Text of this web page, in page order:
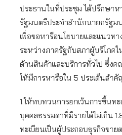
ประธานในที่ประชุม ได้ปรึกษาห
รัฐมนตรีประจำสำนักนายกรัฐม
เพื่อขอหารือนโยบายและแนวท
ระหว่างภาครัฐกับสภาผู้บริโภค
ด้านสินค้าและบริการทั่วไป ซึ่ง
ให้มีการหารือใน 5 ประเด็นสำคั
1.ให้ทบทวนการยกเว้นการขึ้นท
บุคคลธรรมดาที่มีรายได้ไม่เกิน
ทะเบียนเป็นผู้ประกอบธุรกิจขา